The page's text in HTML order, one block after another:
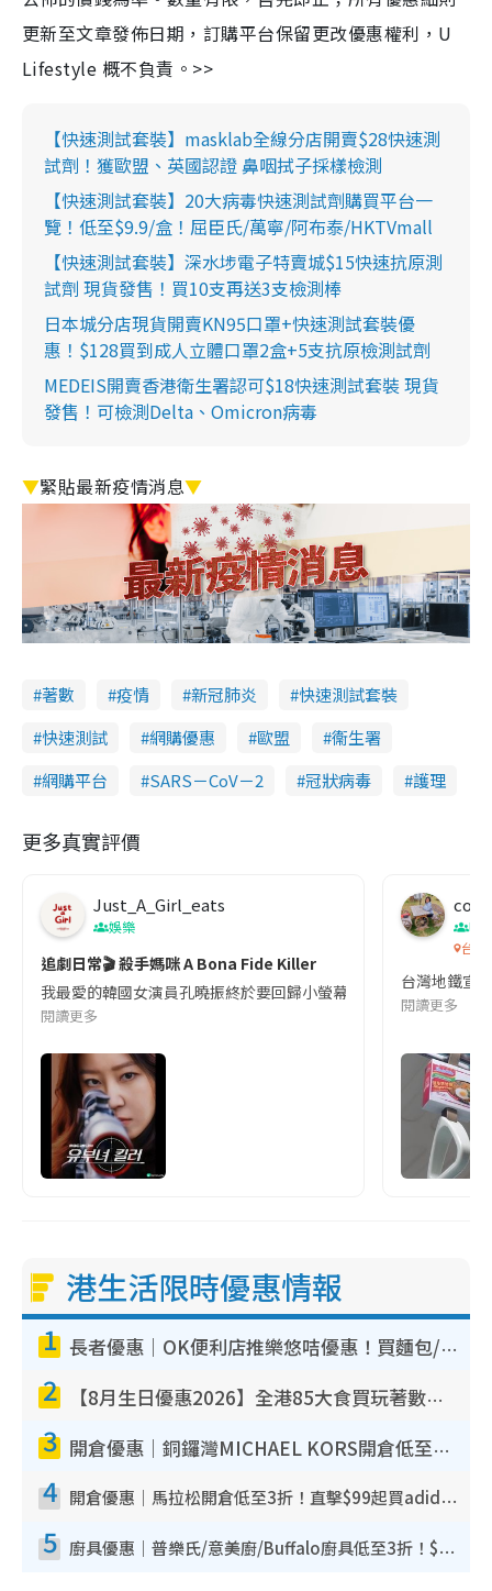
更新至文章發佈日期，訂購平台保留更改優惠權利，U
Lifestyle 概不負責。>>
【快速測試套裝】masklab全線分店開賣$28快速測
試劑！獲歐盟、英國認證 鼻咽拭子採樣檢測
【快速測試套裝】20大病毒快速測試劑購買平台一
覽！低至$9.9/盒！屈臣氏/萬寧/阿布泰/HKTVmall
【快速測試套裝】深水埗電子特賣城$15快速抗原測
試劑 現貨發售！買10支再送3支檢測棒
日本城分店現貨開賣KN95口罩+快速測試套裝優
惠！$128買到成人立體口罩2盒+5支抗原檢測試劑
MEDEIS開賣香港衛生署認可$18快速測試套裝 現貨
發售！可檢測Delta、Omicron病毒
▼緊貼最新疫情消息▼
著數 疫情 新冠肺炎
快速測試套裝
快速測試
網購優惠 歐盟
衞生署
網購平台
SARS－CoV－2 冠狀病毒 護理
更多真實評價
Just_A_Girl_eats
娛樂
追劇日常🎬 殺手媽咪 A Bona Fide Killer
我最愛的韓國女演員孔曉振終於要回歸小螢幕啦!這次的劇本改編
閱讀更多
co
吹
台灣
台灣地鐵宣
閱讀更多
港生活限時優惠情報
1 長者優惠｜OK便利店推樂悠咭優惠！買麵包/牛奶/保健品拍卡即減
2 【8月生日優惠2026】全港85大食買玩著數攻略 自助餐/火鍋放題同行免費＋誠品/DONKI送現金券
3 開倉優惠｜銅鑼灣MICHAEL KORS開倉低至17折！直擊$500起買手袋/銀包/鞋款 必買經典Jet Set系列
4 開倉優惠｜馬拉松開倉低至3折！直擊$99起買adidas／New Balance／Puma鞋款 STANLEY保溫杯劈價至$119起
5 廚具優惠｜普樂氏/意美廚/Buffalo廚具低至3折！$89起買煎鍋／炒鑊／個人鍋 同場小家電激減至$99起